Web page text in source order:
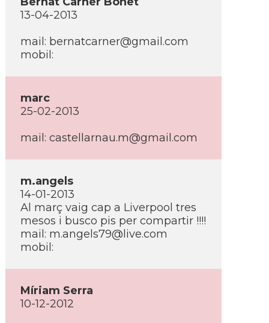
13-04-2013
mail: bernatcarner@gmail.com
mobil:
marc
25-02-2013
mail: castellarnau.m@gmail.com
m.angels
14-01-2013
Al març vaig cap a Liverpool tres
mesos i busco pis per compartir !!!!
mail: m.angels79@live.com
mobil:
Mí­riam Serra
10-12-2012